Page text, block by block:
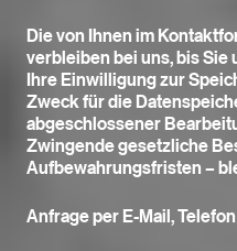
Die von Ihnen im
verbleiben bei uns, bis
Ihre Einwilligung zur
Zweck für die
abgeschlossener
Zwingende gesetzliche
Aufbewahrungsfristen –
Anfrage per E-Mail,